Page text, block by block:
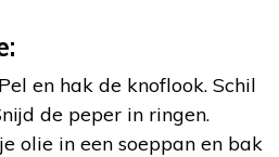
en hak de knoflook. Schil
de peper in ringen.
olie in een soeppan en bak